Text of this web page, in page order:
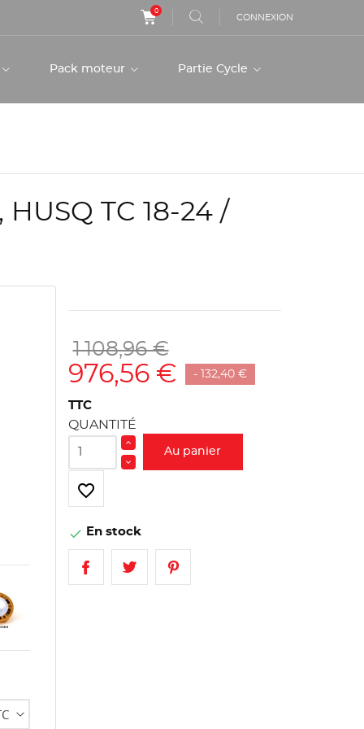
0
CONNEXION
Pack moteur Partie Cycle
HUSQ TC 18-24 /
1 108,96 €
976,56 € - 132,40 €
TTC
QUANTITÉ
Au panier
favorite_border
 En stock